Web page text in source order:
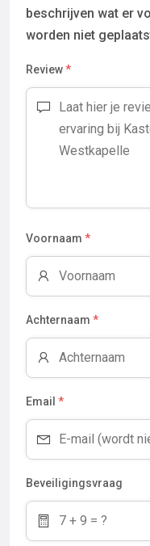
beschrijven wat er
worden niet
Review*
Voornaam *
Achternaam *
Email *
Beveiligingsvraag